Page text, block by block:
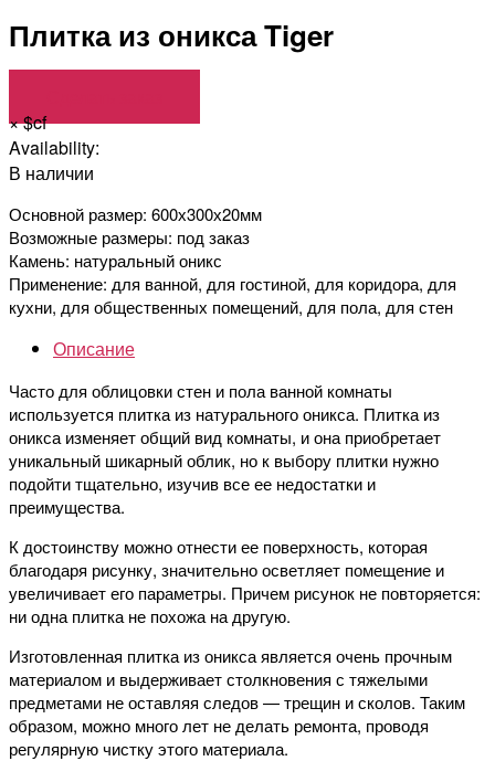
Плитка из оникса Tiger
×$cf
Availability:
В наличии
Основной размер: 600х300х20мм
Возможные размеры: под заказ
Камень: натуральный оникс
Применение: для ванной, для гостиной, для коридора, для
кухни, для общественных помещений, для пола, для стен
Описание
Часто для облицовки стен и пола ванной комнаты
используется плитка из натурального оникса. Плитка из
оникса изменяет общий вид комнаты, и она приобретает
уникальный шикарный облик, но к выбору плитки нужно
подойти тщательно, изучив все ее недостатки и
преимущества.
К достоинству можно отнести ее поверхность, которая
благодаря рисунку, значительно осветляет помещение и
увеличивает его параметры. Причем рисунок не повторяется:
ни одна плитка не похожа на другую.
Изготовленная плитка из оникса является очень прочным
материалом и выдерживает столкновения с тяжелыми
предметами не оставляя следов — трещин и сколов. Таким
образом, можно много лет не делать ремонта, проводя
регулярную чистку этого материала.